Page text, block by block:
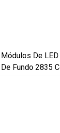
Módulos De
De Fundo 2835
De Luz